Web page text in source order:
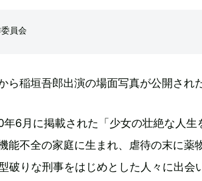
員会
ら稲垣吾郎出演の場面写真が公開され
6月に掲載された「少女の壮絶な人生
能不全の家庭に生まれ、虐待の末に薬
破りな刑事をはじめとした人々に出会